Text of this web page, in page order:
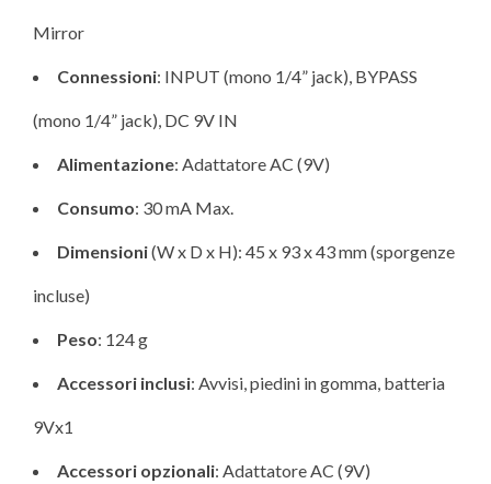
Mirror
Connessioni: INPUT (mono 1/4” jack), BYPASS
(mono 1/4” jack), DC 9V IN
Alimentazione: Adattatore AC (9V)
Consumo: 30 mA Max.
Dimensioni(W x D x H): 45 x 93 x 43 mm (sporgenze
incluse)
Peso: 124 g
Accessori inclusi: Avvisi, piedini in gomma, batteria
9Vx1
Accessori opzionali: Adattatore AC (9V)